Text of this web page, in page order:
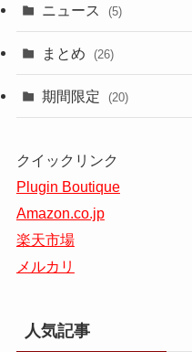
ニュース (5)
まとめ (26)
期間限定 (20)
クイックリンク
Plugin Boutique
Amazon.co.jp
楽天市場
メルカリ
人気記事